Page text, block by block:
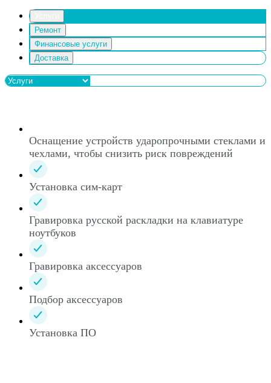
Ремонт
Финансовые услуги
Доставка
Оснащение устройств ударопрочными стеклами и
чехлами, чтобы снизить риск повреждений
Установка сим-карт
Гравировка русской раскладки на клавиатуре
ноутбуков
Гравировка аксессуаров
Подбор аксессуаров
Установка ПО